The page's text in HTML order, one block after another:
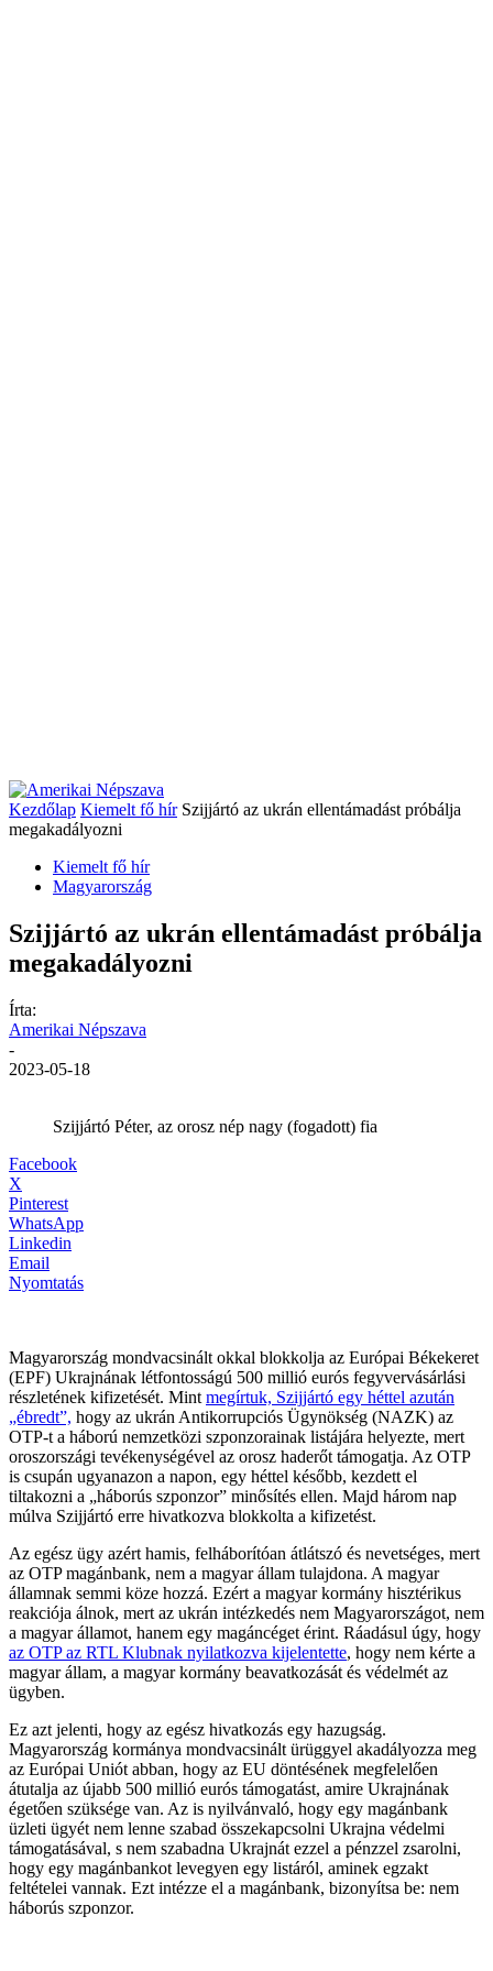
Kezdőlap Kiemelt fő hír Szijjártó az ukrán ellentámadást próbálja
megakadályozni
Kiemelt fő hír
Magyarország
Szijjártó az ukrán ellentámadást próbálja
megakadályozni
Írta:
Amerikai Népszava
-
2023-05-18
Szijjártó Péter, az orosz nép nagy (fogadott) fia
Facebook
X
Pinterest
WhatsApp
Linkedin
Email
Nyomtatás
Magyarország mondvacsinált okkal blokkolja az Európai Békekeret
(EPF) Ukrajnának létfontosságú 500 millió eurós fegyvervásárlási
részletének kifizetését. Mint megírtuk, Szijjártó egy héttel azután
„ébredt”, hogy az ukrán Antikorrupciós Ügynökség (NAZK) az
OTP-t a háború nemzetközi szponzorainak listájára helyezte, mert
oroszországi tevékenységével az orosz haderőt támogatja. Az OTP
is csupán ugyanazon a napon, egy héttel később, kezdett el
tiltakozni a „háborús szponzor” minősítés ellen. Majd három nap
múlva Szijjártó erre hivatkozva blokkolta a kifizetést.
Az egész ügy azért hamis, felháborítóan átlátszó és nevetséges, mert
az OTP magánbank, nem a magyar állam tulajdona. A magyar
államnak semmi köze hozzá. Ezért a magyar kormány hisztérikus
reakciója álnok, mert az ukrán intézkedés nem Magyarországot, nem
a magyar államot, hanem egy magáncéget érint. Ráadásul úgy, hogy
az OTP az RTL Klubnak nyilatkozva kijelentette, hogy nem kérte a
magyar állam, a magyar kormány beavatkozását és védelmét az
ügyben.
Ez azt jelenti, hogy az egész hivatkozás egy hazugság.
Magyarország kormánya mondvacsinált ürüggyel akadályozza meg
az Európai Uniót abban, hogy az EU döntésének megfelelően
átutalja az újabb 500 millió eurós támogatást, amire Ukrajnának
égetően szüksége van. Az is nyilvánvaló, hogy egy magánbank
üzleti ügyét nem lenne szabad összekapcsolni Ukrajna védelmi
támogatásával, s nem szabadna Ukrajnát ezzel a pénzzel zsarolni,
hogy egy magánbankot levegyen egy listáról, aminek egzakt
feltételei vannak. Ezt intézze el a magánbank, bizonyítsa be: nem
háborús szponzor.